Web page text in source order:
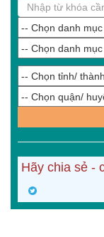
Hãy chia sẻ -